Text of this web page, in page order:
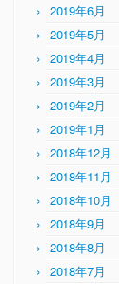
2019年6月
2019年5月
2019年4月
2019年3月
2019年2月
2019年1月
2018年12月
2018年11月
2018年10月
2018年9月
2018年8月
2018年7月